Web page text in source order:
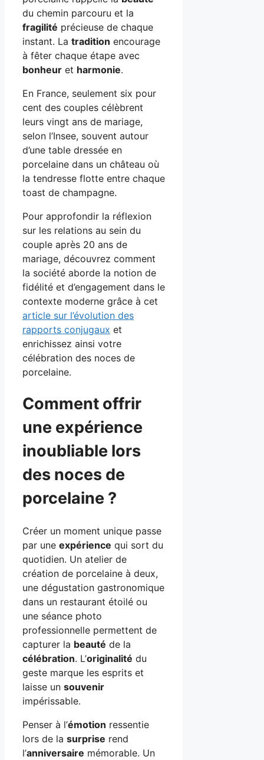
du chemin parcouru et la
fragilité précieuse de chaque
instant. La tradition encourage
à fêter chaque étape avec
bonheur et harmonie.
En France, seulement six pour
cent des couples célèbrent
leurs vingt ans de mariage,
selon l’Insee, souvent autour
d’une table dressée en
porcelaine dans un château où
la tendresse flotte entre chaque
toast de champagne.
Pour approfondir la réflexion
sur les relations au sein du
couple après 20 ans de
mariage, découvrez comment
la société aborde la notion de
fidélité et d’engagement dans le
contexte moderne grâce à cet
article sur l’évolution des
rapports conjugaux et
enrichissez ainsi votre
célébration des noces de
porcelaine.
Comment offrir
une expérience
inoubliable lors
des noces de
porcelaine ?
Créer un moment unique passe
par une expérience qui sort du
quotidien. Un atelier de
création de porcelaine à deux,
une dégustation gastronomique
dans un restaurant étoilé ou
une séance photo
professionnelle permettent de
capturer la beauté de la
célébration. L’originalité du
geste marque les esprits et
laisse un souvenir
impérissable.
Penser à l’émotion ressentie
lors de la surprise rend
l’anniversaire mémorable. Un